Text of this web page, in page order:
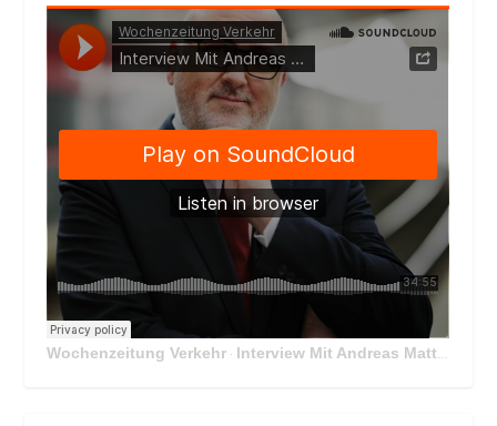
Wochenzeitung Verkehr · Interview Mit Andreas Matthä, CEO der ÖBB Holding